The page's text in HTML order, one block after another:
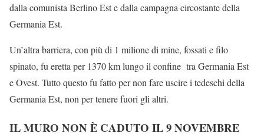
dalla comunista Berlino Est e dalla campagna circostante della
Germania Est.
Un’altra barriera, con più di 1 milione di mine, fossati e filo
spinato, fu eretta per 1370 km lungo il confine tra Germania Est
e Ovest. Tutto questo fu fatto per non fare uscire i tedeschi della
Germania Est, non per tenere fuori gli altri.
IL MURO NON È CADUTO IL 9 NOVEMBRE